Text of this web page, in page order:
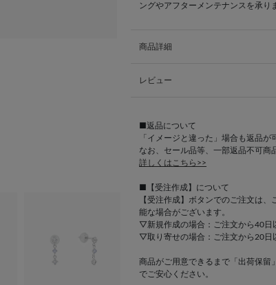
ングやアフターメンテナンスを承り
商品詳細
レビュー
■返品について
「イメージと違った」場合も返品が
なお、セール品等、一部返品不可商
詳しくはこちら>>
■【受注作成】について
【受注作成】ボタンでのご注文は
能な場合がございます。
▽新規作成の場合：ご注文から40日
▽取り寄せの場合：ご注文から20日
商品がご用意できるまで「出荷保留
でご安心ください。